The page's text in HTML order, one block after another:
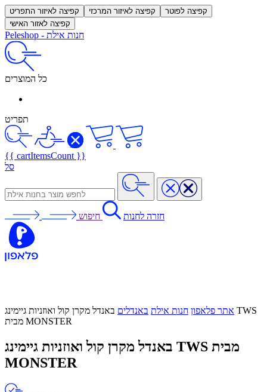
קפיצה לאיזור התפריט קפיצה לאיזור המרכזי
קפיצה לפוטר
קפיצה לאזור האישי
Peleshop - חנות אילת
כל המוצרים
תפריט
{{ cartItemsCount }}
סל
חזרה לחנות חיפוש
אתר פלאפון חנות אילת באנדלים באנדל מקרן קול ואוזניות גיימינג TWS
מבית MONSTER
באנדל מקרן קול ואוזניות גיימינג TWS מבית
MONSTER